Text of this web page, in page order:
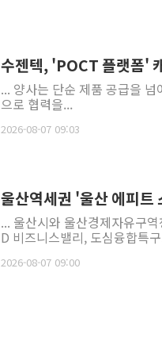
수젠텍, 'POCT 플랫폼'
... 양사는 단순 제품 공급을
으로 협력을...
2026-08-07 09:03
울산역세권 '울산 에피트
... 울산시와 울산경제자유구
D 비즈니스밸리, 도심융합특
2026-08-07 09:00